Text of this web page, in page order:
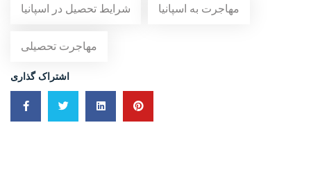
شرایط تحصیل در اسپانیا مهاجرت به اسپانیا
مهاجرت تحصیلی
اشتراک گذاری